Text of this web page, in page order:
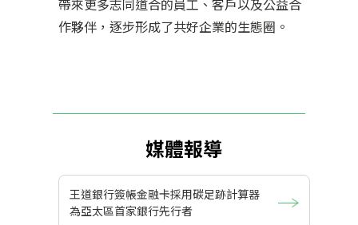
帶來更多志同道合的員工、客戶以及公益合
作夥伴，逐步形成了共好企業的生態圈。
媒體報導
王道銀行簽帳金融卡採用碳足跡計算器
為亞太區首家銀行先行者